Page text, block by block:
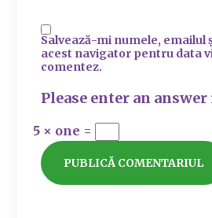
Salvează-mi numele, emailul
acest navigator pentru data
comentez.
Please enter an
5 × one =